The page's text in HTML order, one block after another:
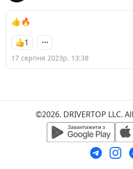
👍🔥
1
17 серпня 2023р. 13:38
©2026. DRIVERTOP LLC.